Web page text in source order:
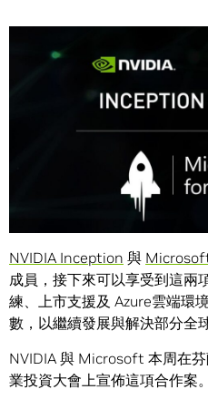
Share
NVIDIA 與 Microsoft 將聯手
速器計畫，給全球這些最具創
NVIDIA Inception 與
成員，接下來可以享受到這兩
練、上市支援及 Azure雲端環
數，以繼續發展與解決部分全
NVIDIA 與 Microsoft 本周在
業投資大會上宣佈這項合作案。